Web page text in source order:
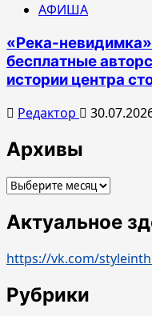
АФИША
«Река-
бесплатные
истории центра
Редактор
Архивы
Архивы
Актуальное
https://vk.com/
Рубрики